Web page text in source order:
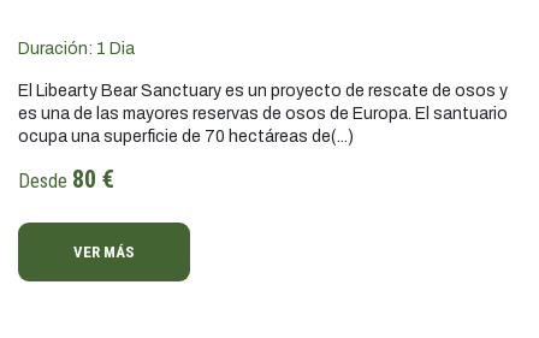
Duración: 1 Dia
El Libearty Bear Sanctuary es un proyecto de rescate de osos y
es una de las mayores reservas de osos de Europa. El santuario
ocupa una superficie de 70 hectáreas de(...)
Desde 80 €
VER MÁS